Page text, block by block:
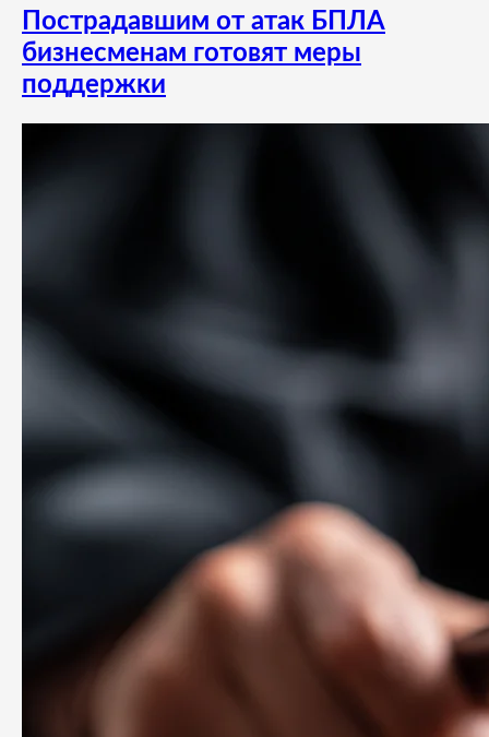
Пострадавшим от атак БПЛА
бизнесменам готовят меры
поддержки